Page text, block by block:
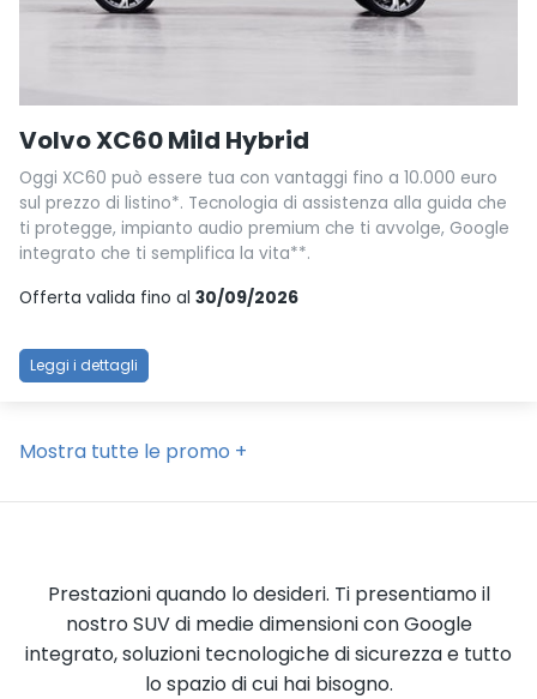
Volvo XC60 Mild Hybrid
Oggi XC60 può essere tua con vantaggi fino a 10.000 euro
sul prezzo di listino*. Tecnologia di assistenza alla guida che
ti protegge, impianto audio premium che ti avvolge, Google
integrato che ti semplifica la vita**.
Offerta valida fino al 30/09/2026
Leggi i dettagli
Mostra tutte le promo +
Prestazioni quando lo desideri. Ti presentiamo il
nostro SUV di medie dimensioni con Google
integrato, soluzioni tecnologiche di sicurezza e tutto
lo spazio di cui hai bisogno.